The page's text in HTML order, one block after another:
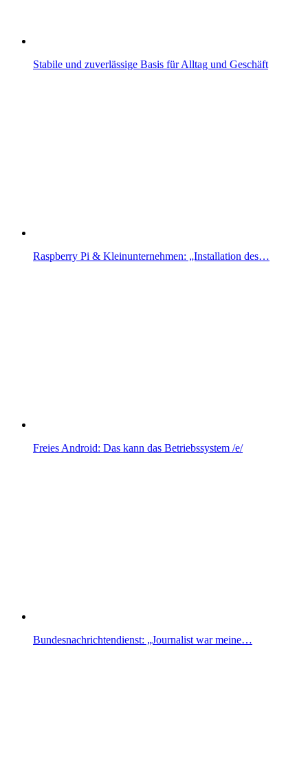
Stabile und zuverlässige Basis für Alltag und Geschäft
Raspberry Pi & Kleinunternehmen: „Installation des…
Freies Android: Das kann das Betriebssystem /e/
Bundesnachrichtendienst: „Journalist war meine…